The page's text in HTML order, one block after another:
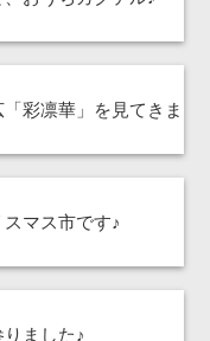
彩凛華」を見てきま
マス市です♪
ました♪